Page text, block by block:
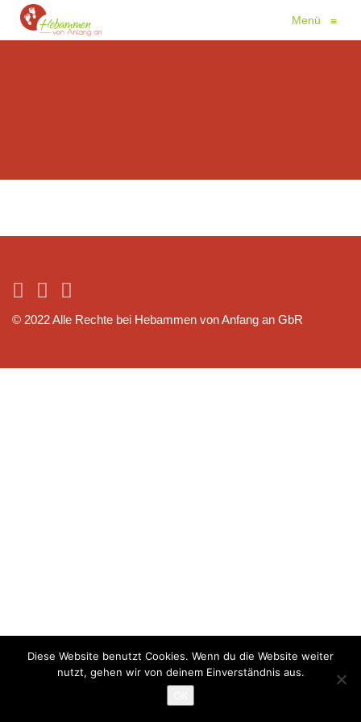
Menü ≡
© 2022 Alle Rechte bei Hebammen von Anfang an GbR
Diese Website benutzt Cookies. Wenn du die Website weiter
nutzt, gehen wir von deinem Einverständnis aus.